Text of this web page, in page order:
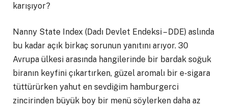
karışıyor?
Nanny State Index (Dadı Devlet Endeksi – DDE) aslında
bu kadar açık birkaç sorunun yanıtını arıyor. 30
Avrupa ülkesi arasında hangilerinde bir bardak soğuk
biranın keyfini çıkartırken, güzel aromalı bir e-sigara
tüttürürken yahut en sevdiğim hamburgerci
zincirinden büyük boy bir menü söylerken daha az